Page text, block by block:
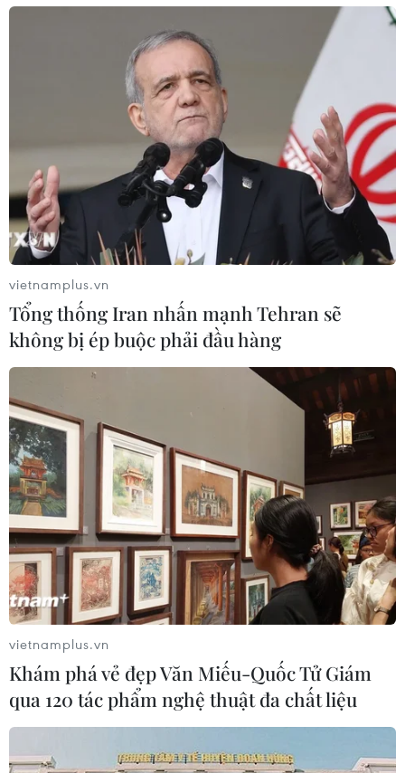
Trung Hải do có khả năng xảy ra các vụ không kích
Syria trong 72 giờ tới.
vietnamplus.vn
Tổng thống Iran nhấn mạnh Tehran sẽ
không bị ép buộc phải đầu hàng
vietnamplus.vn
Khám phá vẻ đẹp Văn Miếu-Quốc Tử Giám
qua 120 tác phẩm nghệ thuật đa chất liệu